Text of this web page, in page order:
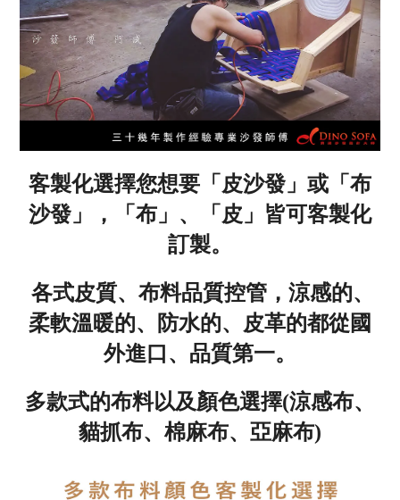
客製化選擇您想要「皮沙發」或「布
沙發」，「布」、「皮」皆可客製化
訂製。
各式皮質、布料品質控管，涼感的、
柔軟溫暖的、防水的、皮革的都從國
外進口、品質第一。
多款式的布料以及顏色選擇(涼感布、
貓抓布、棉麻布、亞麻布)